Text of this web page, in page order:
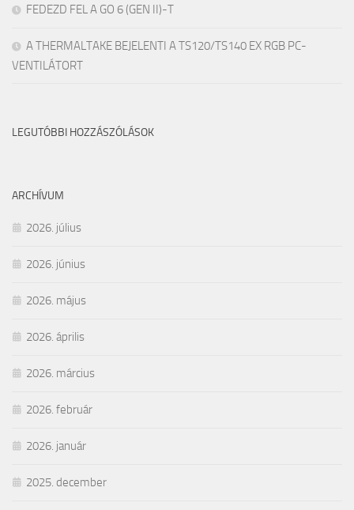
FEDEZD FEL A GO 6 (GEN II)-T
A THERMALTAKE BEJELENTI A TS120/TS140 EX RGB PC-
VENTILÁTORT
LEGUTÓBBI HOZZÁSZÓLÁSOK
ARCHÍVUM
2026. július
2026. június
2026. május
2026. április
2026. március
2026. február
2026. január
2025. december